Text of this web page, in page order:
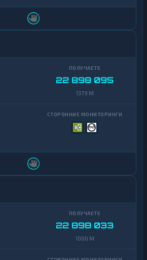
22 898 095
1379 M
22 898 033
1000 M